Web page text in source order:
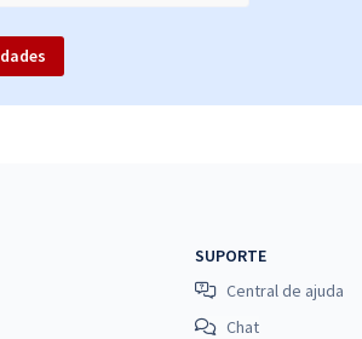
SUPORTE
Central de ajuda
Chat